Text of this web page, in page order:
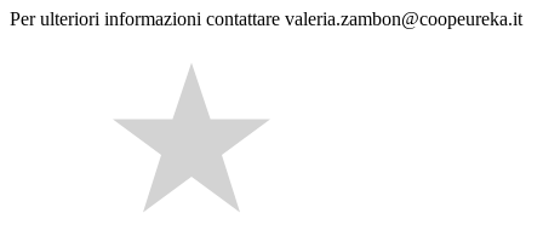
Per ulteriori informazioni contattare valeria.zambon@coopeureka.it